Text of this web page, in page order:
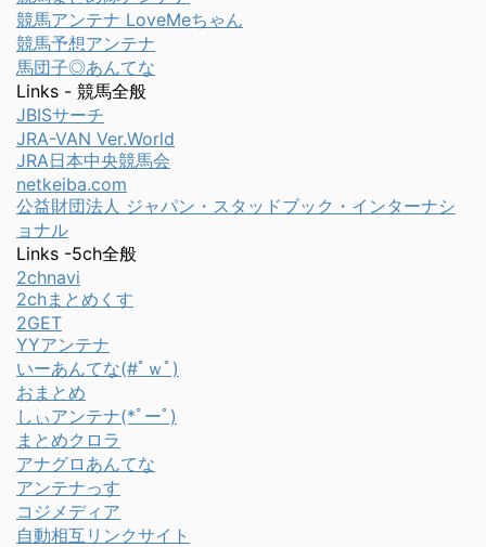
競馬アンテナ LoveMeちゃん
競馬予想アンテナ
馬団子◎あんてな
Links - 競馬全般
JBISサーチ
JRA-VAN Ver.World
JRA日本中央競馬会
netkeiba.com
公益財団法人 ジャパン・スタッドブック・インターナシ
ョナル
Links -5ch全般
2chnavi
2chまとめくす
2GET
YYアンテナ
いーあんてな(#ﾟｗﾟ)
おまとめ
しぃアンテナ(*ﾟーﾟ)
まとめクロラ
アナグロあんてな
アンテナっす
コジメディア
自動相互リンクサイト